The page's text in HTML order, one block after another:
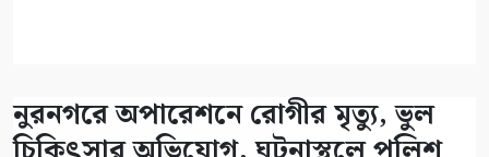
নুরনগরে অপারেশনে রোগীর মৃত্যু, ভুল